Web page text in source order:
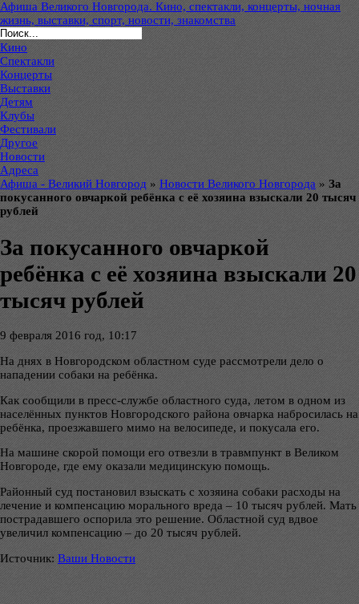
Афиша Великого Новгорода. Кино, спектакли, концерты, ночная
жизнь, выставки, спорт, новости, знакомства
Кино
Спектакли
Концерты
Выставки
Детям
Клубы
Фестивали
Другое
Новости
Адреса
Афиша - Великий Новгород » Новости Великого Новгорода » За
покусанного овчаркой ребёнка с её хозяина взыскали 20 тысяч
рублей
За покусанного овчаркой
ребёнка с её хозяина взыскали 20
тысяч рублей
9 февраля 2016 год, 10:17
На днях в Новгородском областном суде рассмотрели дело о
нападении собаки на ребёнка.
Как сообщили в пресс-службе областного суда, летом в одном из
населённых пунктов Новгородского района овчарка набросилась на
ребёнка, проезжавшего мимо на велосипеде, и покусала его.
На машине скорой помощи его отвезли в травмпункт в Великом
Новгороде, где ему оказали медицинскую помощь.
Районный суд постановил взыскать с хозяина собаки расходы на
лечение и компенсацию морального вреда – 10 тысяч рублей. Мать
пострадавшего оспорила это решение. Областной суд вдвое
увеличил компенсацию – до 20 тысяч рублей.
Источник: Ваши Новости